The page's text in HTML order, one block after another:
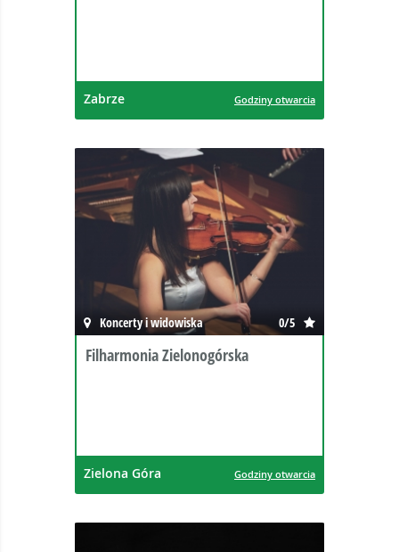
Zabrze Godziny otwarcia
Koncerty i widowiska 0/5
Filharmonia Zielonogórska
Zielona Góra Godziny otwarcia